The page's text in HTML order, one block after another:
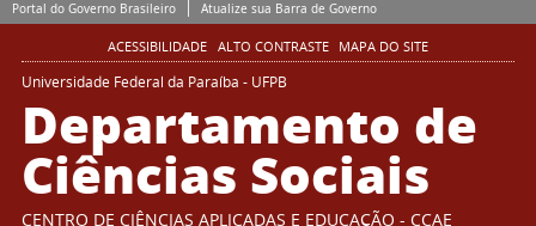
Portal do Governo Brasileiro Atualize sua Barra de Governo
ACESSIBILIDADE ALTO CONTRASTE MAPA DO SITE
Universidade Federal da Paraíba - UFPB
Departamento de
Ciências Sociais
CENTRO DE CIÊNCIAS APLICADAS E EDUCAÇÃO - CCAE